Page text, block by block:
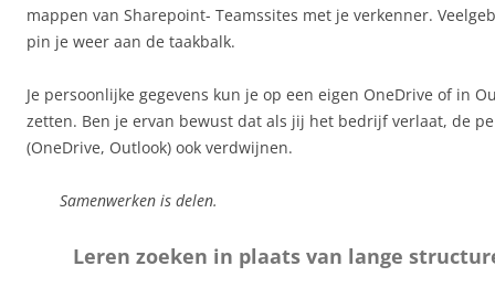
mappen van Sharepoint- Teamssites met je verkenner. V
pin je weer aan de taakbalk.
Je persoonlijke gegevens kun je op een eigen OneDrive of in
zetten. Ben je ervan bewust dat als jij het bedrijf verlaat, de
(OneDrive, Outlook) ook verdwijnen.
Samenwerken is delen.
Leren zoeken in plaats van lange